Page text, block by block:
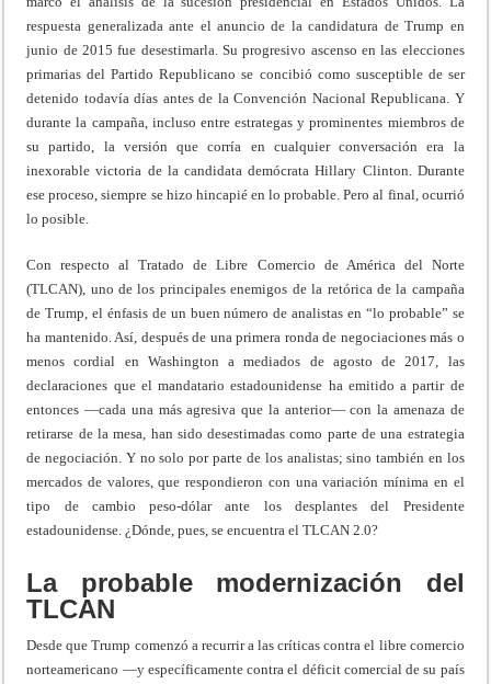
respuesta generalizada ante el anuncio de la candidatura de Trump en
junio de 2015 fue desestimarla. Su progresivo ascenso en las elecciones
primarias del Partido Republicano se concibió como susceptible de ser
detenido todavía días antes de la Convención Nacional Republicana. Y
durante la campaña, incluso entre estrategas y prominentes miembros de
su partido, la versión que corría en cualquier conversación era la
inexorable victoria de la candidata demócrata Hillary Clinton. Durante
ese proceso, siempre se hizo hincapié en lo probable. Pero al final, ocurrió
lo posible.
Con respecto al Tratado de Libre Comercio de América del Norte
(TLCAN), uno de los principales enemigos de la retórica de la campaña
de Trump, el énfasis de un buen número de analistas en “lo probable” se
ha mantenido. Así, después de una primera ronda de negociaciones más o
menos cordial en Washington a mediados de agosto de 2017, las
declaraciones que el mandatario estadounidense ha emitido a partir de
entonces —cada una más agresiva que la anterior— con la amenaza de
retirarse de la mesa, han sido desestimadas como parte de una estrategia
de negociación. Y no solo por parte de los analistas; sino también en los
mercados de valores, que respondieron con una variación mínima en el
tipo de cambio peso-dólar ante los desplantes del Presidente
estadounidense. ¿Dónde, pues, se encuentra el TLCAN 2.0?
La probable modernización del
TLCAN
Desde que Trump comenzó a recurrir a las críticas contra el libre comercio
norteamericano —y específicamente contra el déficit comercial de su país